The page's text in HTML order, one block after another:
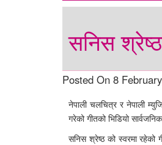
सनिस
Posted On 8
नेपाली चलचित्र र नेपाली
गरेको गीतको भिडियो
सनिस श्रेष्ठ को स्वरमा रहेको